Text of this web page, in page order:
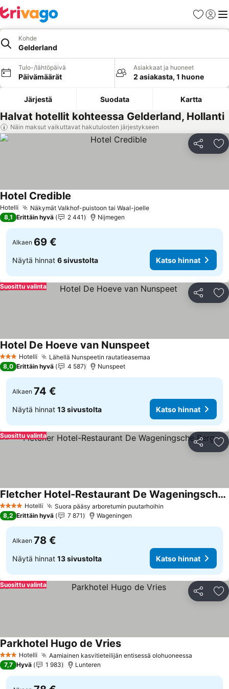
Suosikit
Kohde
Gelderland
Tulo-/lähtöpäivä
Päivämäärät
Asiakkaat ja huoneet
2 asiakasta, 1 huone
Järjestä Suodata Kartta
Halvat hotellit kohteessa Gelderland, Hollanti
Näin maksut vaikuttavat hakutulosten järjestykseen
Jaa
Hotelli Näkymät Valkhof-puistoon tai Waal-joelleKatso hinnat
Hotel Credible
8,1 Erittäin hyvä 2 441 Nijmegen
Alkaen 69 €
Näytä hinnat 6 sivustolta Katso hinnat
Jaa
Suosittu valinta
3 Tähtiluokitus
Hotelli Lähellä Nunspeetin rautatieasemaa
Hotel De Hoeve van Nunspeet
8,0 Erittäin hyvä 4 587 Nunspeet
Alkaen 74 €
Näytä hinnat 13 sivustolta Katso hinnat
Jaa
Suosittu valinta
4 Tähtiluokitus
Hotelli Suora pääsy arboretumin puutarhoihin
Fletcher Hotel-Restaurant De Wageningsche Berg
Katso hinnat
8,2 Erittäin hyvä 7 871 Wageningen
Alkaen 78 €
Näytä hinnat 13 sivustolta Katso hinnat
Jaa
Suosittu valinta
3 Tähtiluokitus
Hotelli Aamiainen kasvitieteilijän entisessä olohuoneessa
Parkhotel Hugo de VriesKatso hinnat
7,7 Hyvä 1 983 Lunteren